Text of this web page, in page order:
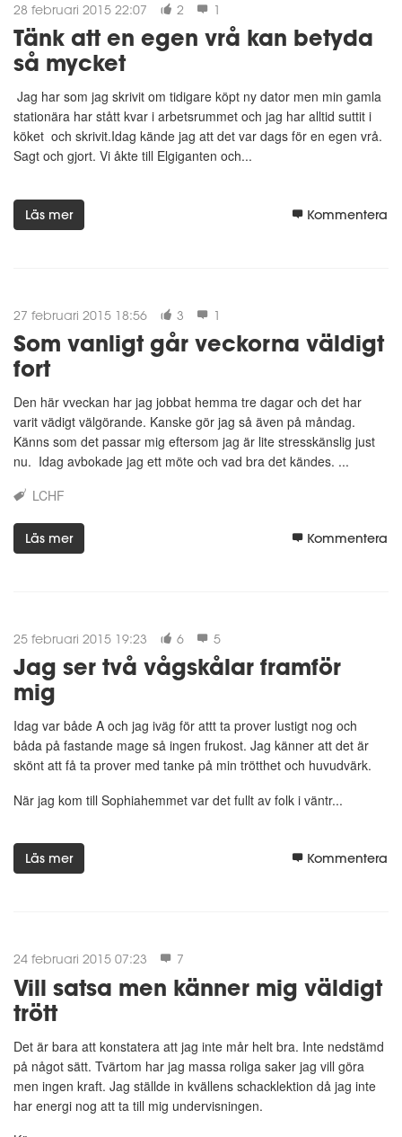
28 februari 2015 22:07 2 1
Tänk att en egen vrå kan betyda
så mycket
Jag har som jag skrivit om tidigare köpt ny dator men min gamla
stationära har stått kvar i arbetsrummet och jag har alltid suttit i
köket och skrivit.Idag kände jag att det var dags för en egen vrå.
Sagt och gjort. Vi åkte till Elgiganten och...
Läs mer Kommentera
27 februari 2015 18:56 3 1
Som vanligt går veckorna väldigt
fort
Den här vveckan har jag jobbat hemma tre dagar och det har
varit vädigt välgörande. Kanske gör jag så även på måndag.
Känns som det passar mig eftersom jag är lite stresskänslig just
nu. Idag avbokade jag ett möte och vad bra det kändes. ...
LCHF
Läs mer Kommentera
25 februari 2015 19:23 6 5
Jag ser två vågskålar framför
mig
Idag var både A och jag iväg för attt ta prover lustigt nog och
båda på fastande mage så ingen frukost. Jag känner att det är
skönt att få ta prover med tanke på min trötthet och huvudvärk.
När jag kom till Sophiahemmet var det fullt av folk i väntr...
Läs mer Kommentera
24 februari 2015 07:23 7
Vill satsa men känner mig väldigt
trött
Det är bara att konstatera att jag inte mår helt bra. Inte nedstämd
på något sätt. Tvärtom har jag massa roliga saker jag vill göra
men ingen kraft. Jag ställde in kvällens schacklektion då jag inte
har energi nog att ta till mig undervisningen.